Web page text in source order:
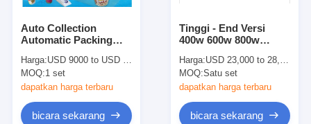
Auto Collection
Automatic Packing
Forming Machine
12/32 Oz Kapasitas
Harga:USD 9000 to USD 17500 PER SET
MOQ:1 set
dapatkan harga terbaru
bicara sekarang
Tinggi - End Versi
400w 600w 800w
Untuk Die pembuat
Dewan
Harga:USD 23,000 to 28,000 per set
MOQ:Satu set
dapatkan harga terbaru
bicara sekarang